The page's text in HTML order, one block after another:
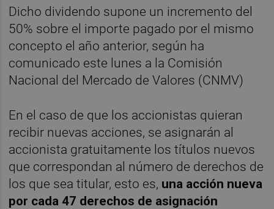
Dicho dividendo supone un incremento del
50% sobre el importe pagado por el mismo
concepto el año anterior, según ha
comunicado este lunes a la Comisión
Nacional del Mercado de Valores (CNMV)
En el caso de que los accionistas quieran
recibir nuevas acciones, se asignarán al
accionista gratuitamente los títulos nuevos
que correspondan al número de derechos de
los que sea titular, esto es, una acción nueva
por cada 47 derechos de asignación